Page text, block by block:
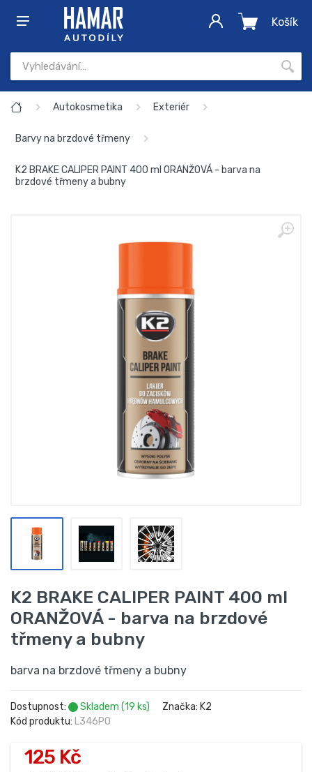
Košík
Autokosmetika Exteriér
Barvy na brzdové třmeny
K2 BRAKE CALIPER PAINT 400 ml ORANŽOVÁ - barva na
brzdové třmeny a bubny
K2 BRAKE CALIPER PAINT 400 ml
ORANŽOVÁ - barva na brzdové
třmeny a bubny
barva na brzdové třmeny a bubny
Dostupnost: Skladem (19 ks)
Značka: K2
Kód produktu: L346PO
125 Kč